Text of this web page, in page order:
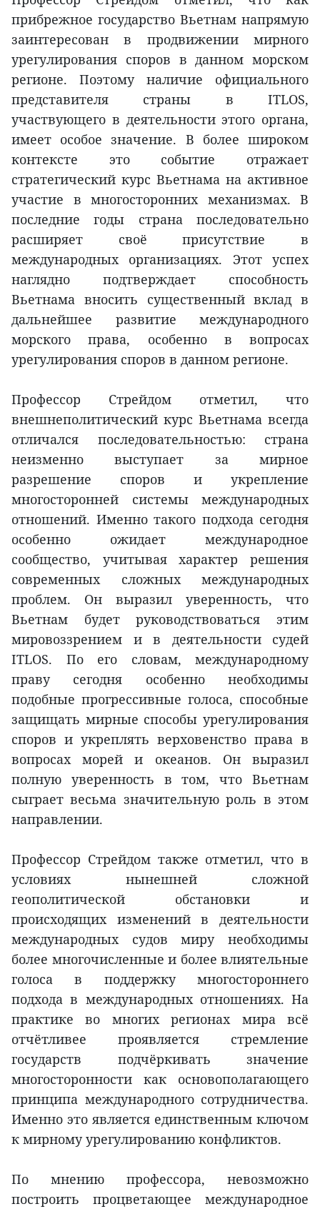
прибрежное государство Вьетнам напрямую
заинтересован в продвижении мирного
урегулирования споров в данном морском
регионе. Поэтому наличие официального
представителя страны в ITLOS,
участвующего в деятельности этого органа,
имеет особое значение. В более широком
контексте это событие отражает
стратегический курс Вьетнама на активное
участие в многосторонних механизмах. В
последние годы страна последовательно
расширяет своё присутствие в
международных организациях. Этот успех
наглядно подтверждает способность
Вьетнама вносить существенный вклад в
дальнейшее развитие международного
морского права, особенно в вопросах
урегулирования споров в данном регионе.
Профессор Стрейдом отметил, что
внешнеполитический курс Вьетнама всегда
отличался последовательностью: страна
неизменно выступает за мирное
разрешение споров и укрепление
многосторонней системы международных
отношений. Именно такого подхода сегодня
особенно ожидает международное
сообщество, учитывая характер решения
современных сложных международных
проблем. Он выразил уверенность, что
Вьетнам будет руководствоваться этим
мировоззрением и в деятельности судей
ITLOS. По его словам, международному
праву сегодня особенно необходимы
подобные прогрессивные голоса, способные
защищать мирные способы урегулирования
споров и укреплять верховенство права в
вопросах морей и океанов. Он выразил
полную уверенность в том, что Вьетнам
сыграет весьма значительную роль в этом
направлении.
Профессор Стрейдом также отметил, что в
условиях нынешней сложной
геополитической обстановки и
происходящих изменений в деятельности
международных судов миру необходимы
более многочисленные и более влиятельные
голоса в поддержку многостороннего
подхода в международных отношениях. На
практике во многих регионах мира всё
отчётливее проявляется стремление
государств подчёркивать значение
многосторонности как основополагающего
принципа международного сотрудничества.
Именно это является единственным ключом
к мирному урегулированию конфликтов.
По мнению профессора, невозможно
построить процветающее международное